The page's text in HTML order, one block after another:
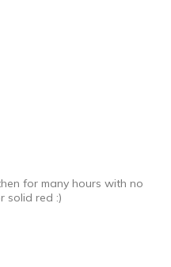
width
size
for many hours with no
solid red :)